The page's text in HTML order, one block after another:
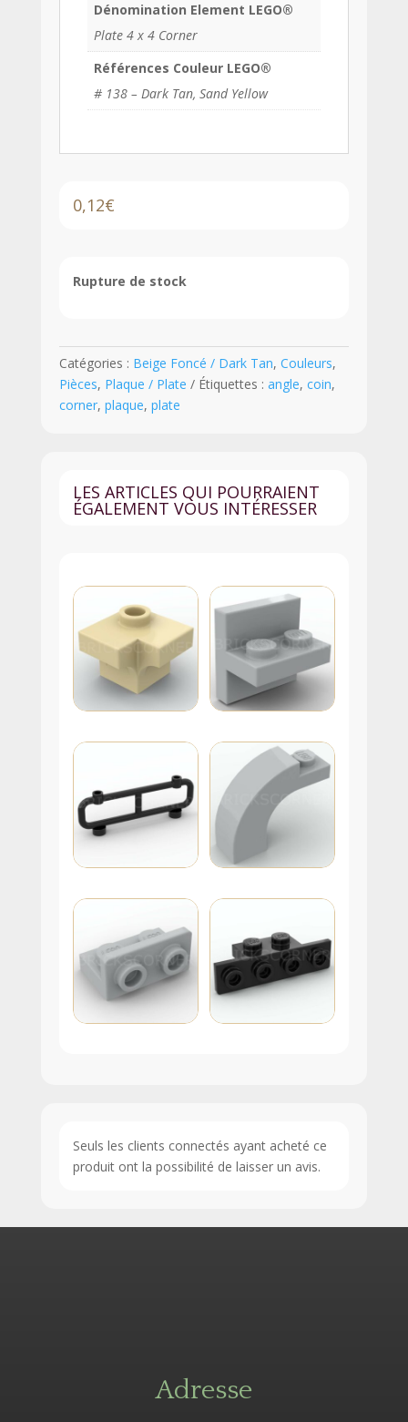
Dénomination Element LEGO®
Plate 4 x 4 Corner
Références Couleur LEGO®
# 138 – Dark Tan, Sand Yellow
0,12€
Rupture de stock
Catégories : Beige Foncé / Dark Tan, Couleurs,
Pièces, Plaque / Plate Étiquettes : angle, coin,
corner, plaque, plate
LES ARTICLES QUI POURRAIENT
ÉGALEMENT VOUS INTÉRESSER
Seuls les clients connectés ayant acheté ce
produit ont la possibilité de laisser un avis.
Adresse